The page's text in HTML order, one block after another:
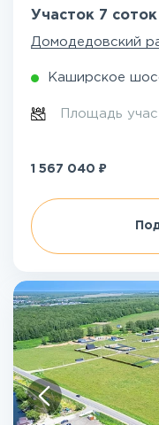
Участок 7
Домодедовский
Каширское
Площадь
1 567 040 ₽